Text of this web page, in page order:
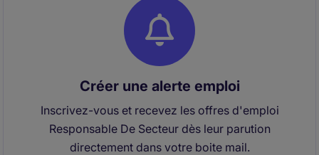
Créer une alerte emploi
Inscrivez-vous et recevez les offres d'emploi
Responsable De Secteur dès leur parution
directement dans votre boite mail.